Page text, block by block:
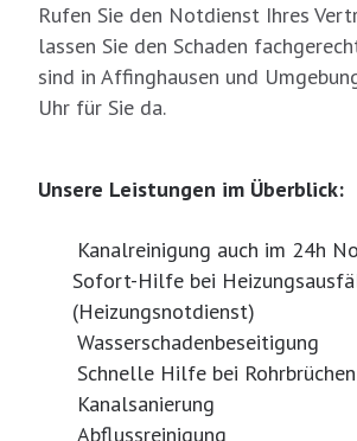
Rufen Sie den Notdienst Ihres
lassen Sie den Schaden
sind in Affinghausen und
Uhr für Sie da.
Unsere Leistungen im Überblick:
Kanalreinigung auch im 24h
Sofort-Hilfe bei
(Heizungsnotdienst)
Wasserschadenbeseitigung
Schnelle Hilfe bei Rohrbrüchen
Kanalsanierung
Abflussreinigung